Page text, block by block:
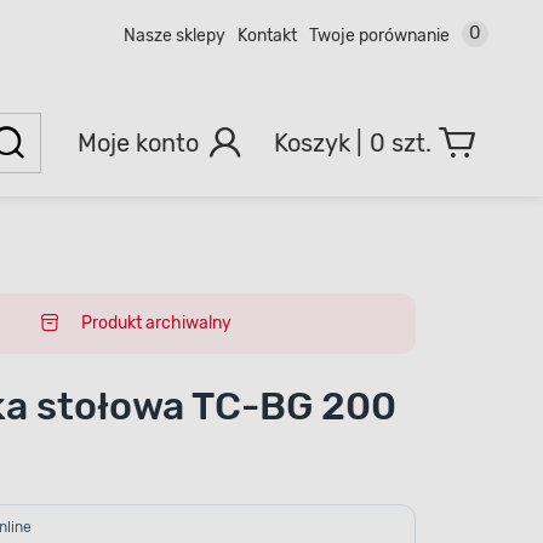
Nasze sklepy Kontakt Twoje porównanie 0
Moje konto 0 szt.
Produkt archiwalny
stołowa TC-BG 200